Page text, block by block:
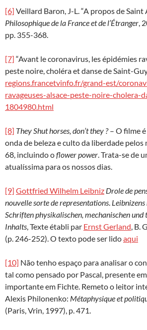
[6] Veillard Baron, J-L. “A propos de Saint
Philosophique de la France et de l’Étranger,
pp. 355-368.
[7] “Avant le coronavirus, les épidémies
peste noire, choléra et danse de Saint-
regions.francetvinfo.fr/grand-est/
ravageuses-alsace-peste-noire-cholera-
1804980.html
[8] They Shut horses, don’t they ?– O filme é
onda de beleza e culto da liberdade
68, incluindo oflower power. Trata-se de
atualíssima para os nossos dias.
[9] Gottfried Wilhelm Leibniz Drole de
nouvelle sorte de representations. Leibnizens
Schriften physikalischen, mechanischen und
Inhalts, Texte établi par Ernst Gerland, B.
(p. 246-252). O texto pode ser lidoaqui
[10] Não tenho espaço para analisar o
tal como pensado por Pascal, presente
importante em Fichte. Remeto o leitor
Alexis Philonenko: Métaphysique et
(Paris, Vrin, 1997), p. 471.